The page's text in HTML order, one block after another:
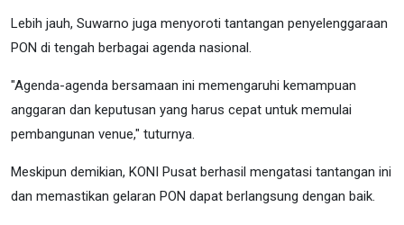
Lebih jauh, Suwarno juga menyoroti tantangan penyelenggaraan
PON di tengah berbagai agenda nasional.
"Agenda-agenda bersamaan ini memengaruhi kemampuan
anggaran dan keputusan yang harus cepat untuk memulai
pembangunan venue," tuturnya.
Meskipun demikian, KONI Pusat berhasil mengatasi tantangan ini
dan memastikan gelaran PON dapat berlangsung dengan baik.